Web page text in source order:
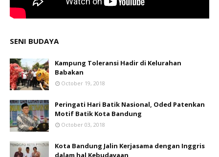
SENI BUDAYA
Kampung Toleransi Hadir di Kelurahan
Babakan
October 19, 2018
Peringati Hari Batik Nasional, Oded Patenkan
Motif Batik Kota Bandung
October 03, 2018
Kota Bandung Jalin Kerjasama dengan Inggris
dalam hal Kebudayaan